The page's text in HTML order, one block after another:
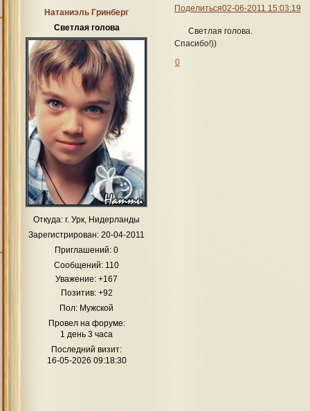
Поделиться02-06-2011 15:03:19
Натаниэль Гринберг
Светлая голова
Откуда: г. Урк, Нидерланды
Зарегистрирован: 20-04-2011
Приглашений: 0
Сообщений: 110
Уважение: +167
Позитив: +92
Пол: Мужской
Провел на форуме:
1 день 3 часа
Последний визит:
16-05-2026 09:18:30
Светлая голова.
Спасибо!))
0